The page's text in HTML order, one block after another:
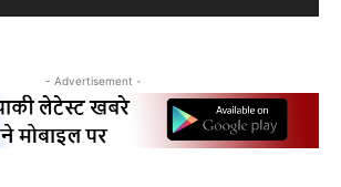
- Advertisement -